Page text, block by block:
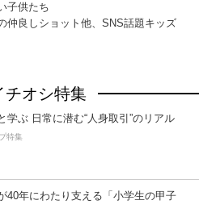
子供たち
仲良しショット他、SNS話題キッズ
チオシ特集
学ぶ 日常に潜む“人身取引”のリアル
特集
40年にわたり支える「小学生の甲子